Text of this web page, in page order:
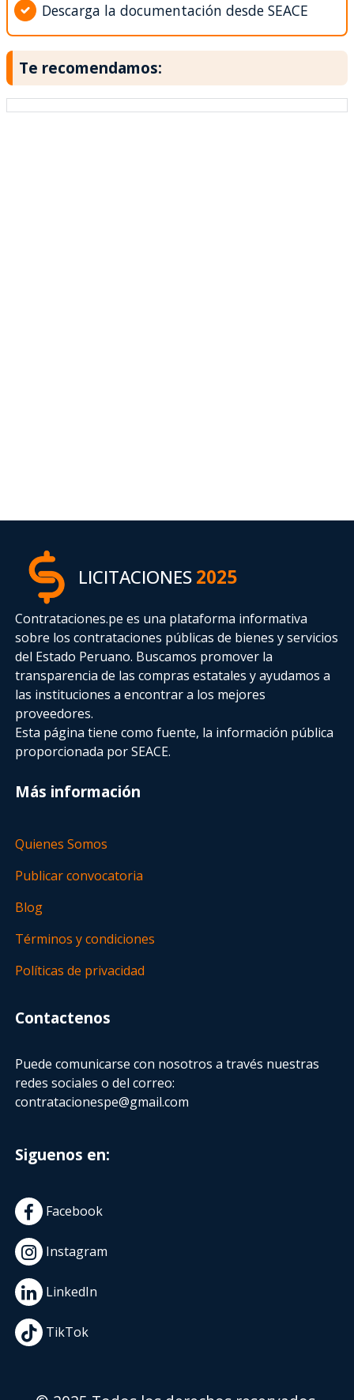
Descarga la documentación desde SEACE
Te recomendamos:
LICITACIONES2025
Contrataciones.pe es una plataforma informativa
sobre los contrataciones públicas de bienes y servicios
del Estado Peruano. Buscamos promover la
transparencia de las compras estatalesy ayudamos a
las instituciones a encontrar a los mejores
proveedores.
Esta página tiene como fuente, la información pública
proporcionada por SEACE.
Más información
Quienes Somos
Publicar convocatoria
Blog
Términos y condiciones
Políticas de privacidad
Contactenos
Puede comunicarse con nosotros a través nuestras
redes sociales o del correo:
contratacionespe@gmail.com
Siguenos en:
Facebook
Instagram
LinkedIn
TikTok